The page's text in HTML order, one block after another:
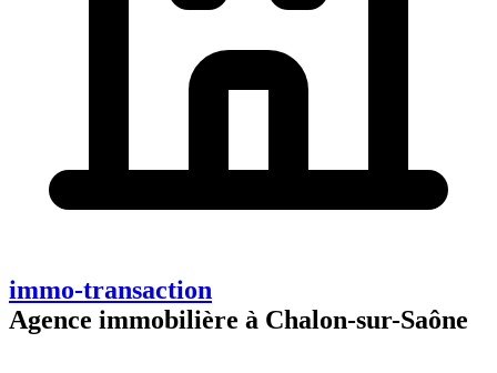
immo-transaction
Agence immobilière à Chalon-sur-Saône